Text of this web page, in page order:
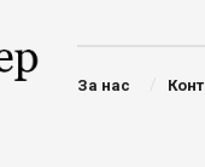
За нас